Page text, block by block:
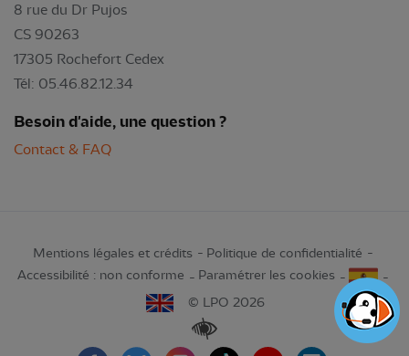
8 rue du Dr Pujos
CS 90263
17305 Rochefort Cedex
Tél: 05.46.82.12.34
Besoin d'aide, une question ?
Contact & FAQ
Mentions légales et crédits
Politique de confidentialité
Accessibilité : non conforme
Paramétrer les cookies
© LPO 2026
Renforcer les contrastes